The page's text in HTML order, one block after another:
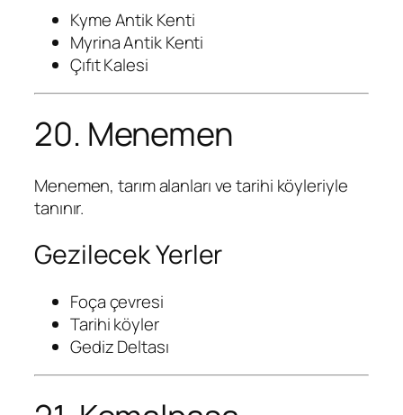
Kyme Antik Kenti
Myrina Antik Kenti
Çıfıt Kalesi
20. Menemen
Menemen, tarım alanları ve tarihi köyleriyle
tanınır.
Gezilecek Yerler
Foça çevresi
Tarihi köyler
Gediz Deltası